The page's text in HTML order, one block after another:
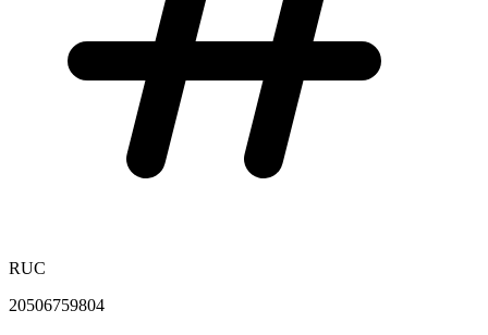
RUC
20506759804